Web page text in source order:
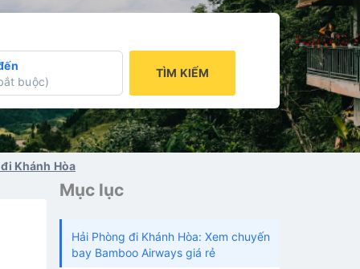
buộc)
TÌM KIẾM
Khánh Hòa
Mục lục
Hải Phòng đi Khánh Hòa: Xem chuyến
bay Bamboo Airways giá rẻ